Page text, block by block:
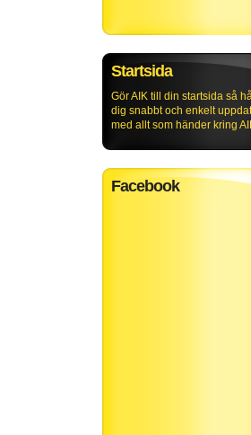
Startsida
Gör AIK till din startsida så
dig snabbt och enkelt
med allt som händer kring
Facebook